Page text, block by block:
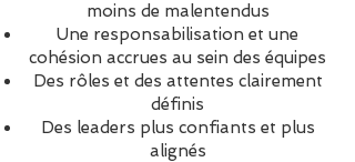
moins de malentendus
Une responsabilisation et une
cohésion accrues au sein des équipes
Des rôles et des attentes clairement
définis
Des leaders plus confiants et plus
alignés